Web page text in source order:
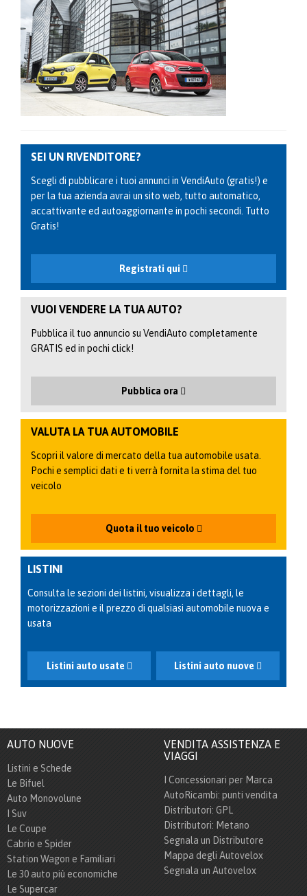
SEI UN RIVENDITORE?
Scegli di pubblicare i tuoi annunci in VendiAuto (gratis!) e
per la tua azienda avrai un sito web, tutto automatico,
accattivante ed autoaggiornante in pochi secondi. Tutto
Gratis!
Registrati qui
VUOI VENDERE LA TUA AUTO?
Pubblica il tuo annuncio su VendiAuto completamente
GRATIS ed in pochi click!
Pubblica ora
VALUTA LA TUA AUTOMOBILE
Scopri il valore di mercato della tua automobile usata.
Pochi e semplici dati e ti verrà fornita la stima del tuo
veicolo
Quota il tuo veicolo
LISTINI
Consulta le sezioni dei listini, visualizza i dettagli, le
motorizzazioni e il prezzo di qualsiasi automobile nuova e
usata
Listini auto nuove
Listini auto usate
AUTO NUOVE
Listini e Schede
Le Bifuel
Auto Monovolune
I Suv
Le Coupe
Cabrio e Spider
Station Wagon e Familiari
Le 30 auto più economiche
Le Supercar
VENDITA ASSISTENZA E
VIAGGI
I Concessionari per Marca
AutoRicambi: punti vendita
Distributori: GPL
Distributori: Metano
Segnala un Distributore
Mappa degli Autovelox
Segnala un Autovelox